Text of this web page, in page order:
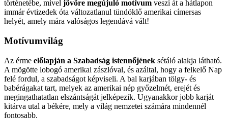
történetébe, mivel jövőre megújuló motívum veszi át a hátlapon
immár évtizedek óta változatlanul tündöklő amerikai címersas
helyét, amely mára valóságos legendává vált!
Motívumvilág
Az érme előlapján a Szabadság istennőjének sétáló alakja látható.
A mögötte lobogó amerikai zászlóval, és azáltal, hogy a felkelő Nap
felé fordul, a szabadságot képviseli. A bal karjában tölgy- és
babérágakat tart, melyek az amerikai nép győzelmét, erejét és
megingathatatlan elszántságát jelképezik. Ugyanakkor jobb karját
kitárva utal a békére, mely a világ nemzetei számára mindennél
fontosabb.